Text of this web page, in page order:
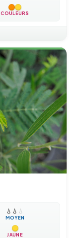
COULEURS
💧 💧 💧
MOYEN
JAUNE